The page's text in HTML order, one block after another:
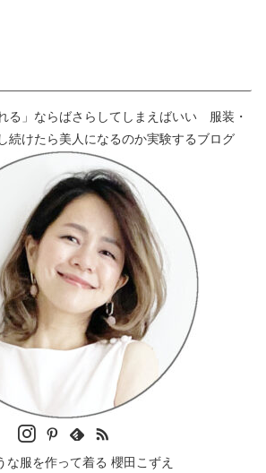
る」ならばさらしてしまえばいい 服装・
続けたら美人になるのか実験するブログ
な服を作って着る 櫻田こずえ